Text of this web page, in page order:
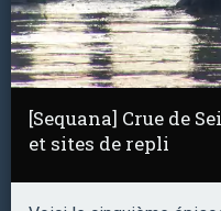
[Sequana] Crue de
et sites de repli